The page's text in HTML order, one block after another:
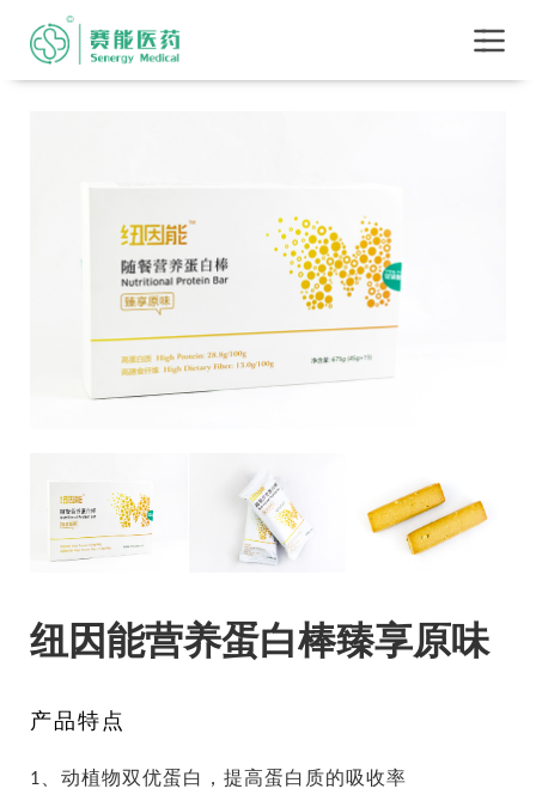
首页
纽因能营养蛋白棒臻享原味
产品特点
1、动植物双优蛋白，提高蛋白质的吸收率